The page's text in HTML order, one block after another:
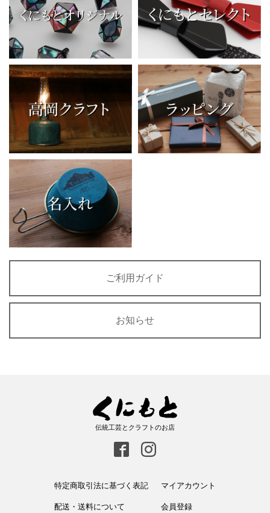
ご利用ガイド
お知らせ
伝統工芸とクラフトのお店
特定商取引法に基づく表記
配送・送料について
マイアカウント
会員登録